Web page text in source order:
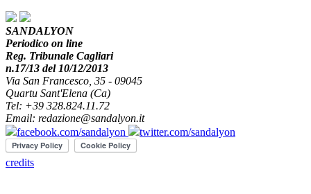
SANDALYON
Periodico on line
Reg. Tribunale Cagliari
n.17/13 del 10/12/2013
Via San Francesco, 35 - 09045
Quartu Sant'Elena (Ca)
Tel: +39 328.824.11.72
Email: redazione@sandalyon.it
facebook.com/sandalyon
twitter.com/sandalyon
credits